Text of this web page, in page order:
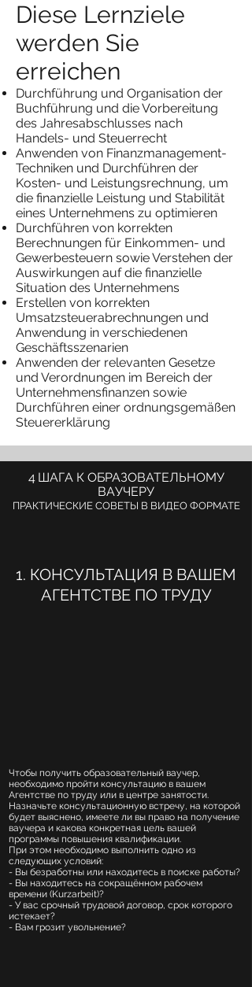
Diese Lernziele
werden Sie
erreichen
Durchführung und Organisation der
Buchführung und die Vorbereitung
des Jahresabschlusses nach
Handels- und Steuerrecht
Anwenden von Finanzmanagement-
Techniken und Durchführen der
Kosten- und Leistungsrechnung, um
die finanzielle Leistung und Stabilität
eines Unternehmens zu optimieren
Durchführen von korrekten
Berechnungen für Einkommen- und
Gewerbesteuern sowie Verstehen der
Auswirkungen auf die finanzielle
Situation des Unternehmens
Erstellen von korrekten
Umsatzsteuerabrechnungen und
Anwendung in verschiedenen
Geschäftsszenarien
Anwenden der relevanten Gesetze
und Verordnungen im Bereich der
Unternehmensfinanzen sowie
Durchführen einer ordnungsgemäßen
Steuererklärung
4 ШАГА К ОБРАЗОВАТЕЛЬНОМУ
ВАУЧЕРУ
ПРАКТИЧЕСКИЕ СОВЕТЫ В ВИДЕО ФОРМАТЕ
1. КОНСУЛЬТАЦИЯ В ВАШЕМ
АГЕНТСТВЕ ПО ТРУДУ
Чтобы получить образовательный ваучер,
необходимо пройти консультацию в вашем
Агентстве по труду или в центре занятости.
Назначьте консультационную встречу, на которой
будет выяснено, имеете ли вы право на получение
ваучера и какова конкретная цель вашей
программы повышения квалификации.
При этом необходимо выполнить одно из
следующих условий:
- Вы безработны или находитесь в поиске работы?
- Вы находитесь на сокращённом рабочем
времени (Kurzarbeit)?
- У вас срочный трудовой договор, срок которого
истекает?
- Вам грозит увольнение?